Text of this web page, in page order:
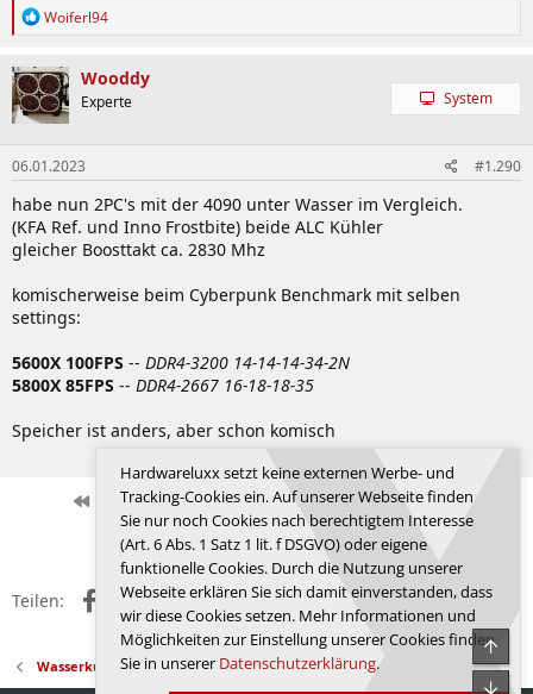
R
k
t
i
o
n
e
n
:
Woiferl94
Wooddy
Experte System
06.01.2023 #1.290
habe nun 2PC's mit der 4090 unter Wasser im Vergleich.
(KFA Ref. und Inno Frostbite) beide ALC Kühler
gleicher Boosttakt ca. 2830 Mhz
komischerweise beim Cyberpunk Benchmark mit selben
settings:
5600X 100FPS -- DDR4-3200 14-14-14-34-2N
5800X 85FPS -- DDR4-2667 16-18-18-35
Speicher ist anders, aber schon komisch
Erste Vorherige 43 von 98 Nächste Letzte
Anmelden, um zu antworten.
Teilen: FacebookX (Twitter)
RedditWhatsApp
E-MailLink
Wasserkühlung
Hardwareluxx setzt keine externen Werbe- und
Tracking-Cookies ein. Auf unserer Webseite finden
Sie nur noch Cookies nach berechtigtem Interesse
(Art. 6 Abs. 1 Satz 1 lit. f DSGVO) oder eigene
funktionelle Cookies. Durch die Nutzung unserer
Webseite erklären Sie sich damit einverstanden, dass
wir diese Cookies setzen. Mehr Informationen und
Möglichkeiten zur Einstellung unserer Cookies finden
Sie in unserer Datenschutzerklärung.